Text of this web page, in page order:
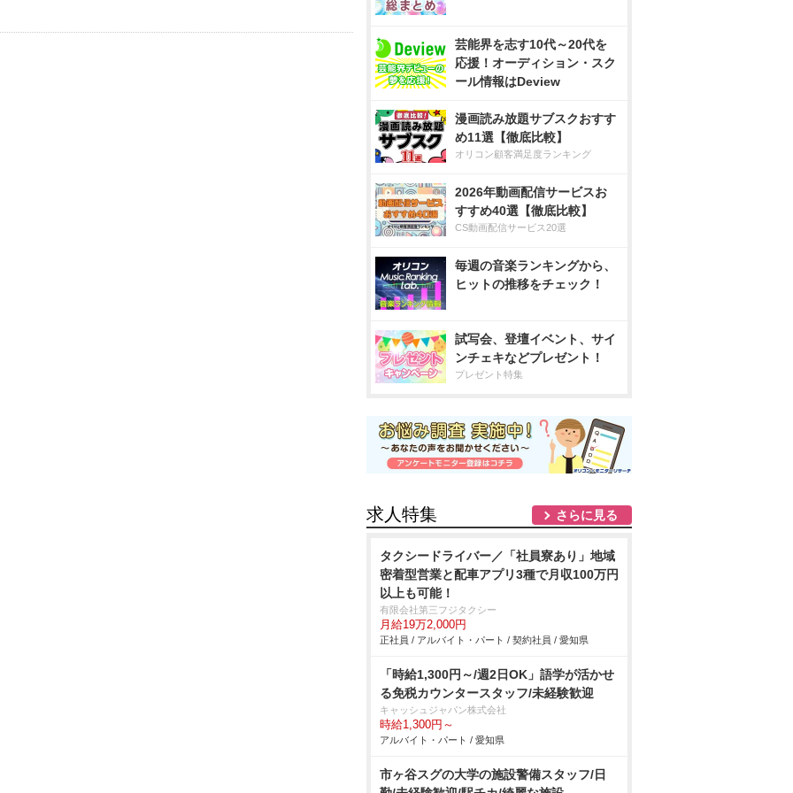
芸能界を志す10代～20代を
応援！オーディション・スク
ール情報はDeview
漫画読み放題サブスクおすす
め11選【徹底比較】
オリコン顧客満足度ランキング
2026年動画配信サービスお
すすめ40選【徹底比較】
CS動画配信サービス20選
毎週の音楽ランキングから、
ヒットの推移をチェック！
試写会、登壇イベント、サイ
ンチェキなどプレゼント！
プレゼント特集
求人特集 さらに見る
タクシードライバー／「社員寮あり」地域
密着型営業と配車アプリ3種で月収100万円
以上も可能！
有限会社第三フジタクシー
月給19万2,000円
正社員 / アルバイト・パート / 契約社員 / 愛知県
「時給1,300円～/週2日OK」語学が活かせ
る免税カウンタースタッフ/未経験歓迎
キャッシュジャパン株式会社
時給1,300円～
アルバイト・パート / 愛知県
市ヶ谷スグの大学の施設警備スタッフ/日